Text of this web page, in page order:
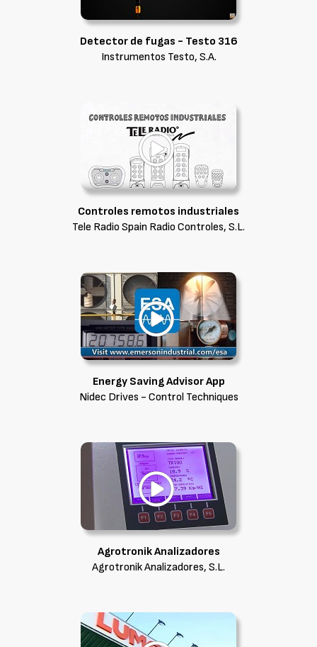
Detector de fugas - Testo 316
Instrumentos Testo, S.A.
Controles remotos industriales
Tele Radio Spain Radio Controles, S.L.
Energy Saving Advisor App
Nidec Drives - Control Techniques
Agrotronik Analizadores
Agrotronik Analizadores, S.L.